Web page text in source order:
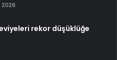
2026
rekor düşüklüğe